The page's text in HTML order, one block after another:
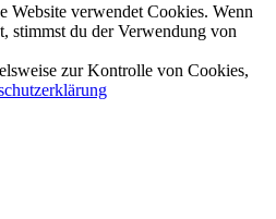
Website verwendet Cookies. Wenn
stimmst du der Verwendung von
zur Kontrolle von Cookies,